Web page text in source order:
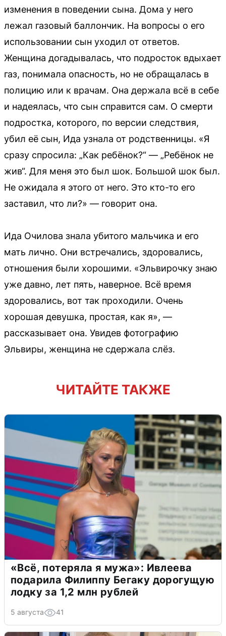
изменения в поведении сына. Дома у него
лежал газовый баллончик. На вопросы о его
использовании сын уходил от ответов.
Женщина догадывалась, что подросток вдыхает
газ, понимала опасность, но не обращалась в
полицию или к врачам. Она держала всё в себе
и надеялась, что сын справится сам. О смерти
подростка, которого, по версии следствия,
убил её сын, Ида узнала от родственницы. «Я
сразу спросила: „Как ребёнок?“ — „Ребёнок не
жив“. Для меня это был шок. Большой шок был.
Не ожидала я этого от него. Это кто-то его
заставил, что ли?» — говорит она.
Ида Очилова знала убитого мальчика и его
мать лично. Они встречались, здоровались,
отношения были хорошими. «Эльвирочку знаю
уже давно, лет пять, наверное. Всё время
здоровались, вот так проходили. Очень
хорошая девушка, простая, как я», —
рассказывает она. Увидев фотографию
Эльвиры, женщина не сдержала слёз.
ЧИТАЙТЕ ТАКЖЕ
«Всё, потеряла я мужа»: Ивлеева
подарила Филиппу Бегаку дорогущую
лодку за 1,2 млн рублей
5 августа 41